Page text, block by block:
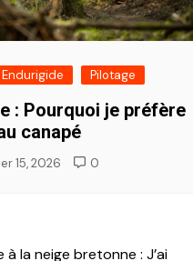
Endurigide Pilotage
: Pourquoi je préfère
canapé
15, 2026 0